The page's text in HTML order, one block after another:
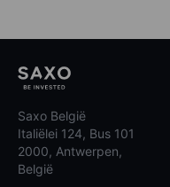
Saxo België
Italiëlei 124, Bus 101
2000, Antwerpen,
België